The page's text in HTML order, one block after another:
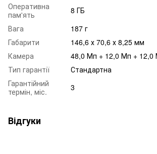
Оперативна
пам'ять
8 ГБ
Вага
187 г
Габарити
146,6 х 70,6 х 8,25 мм
Камера
48,0 Мп + 12,0 Мп + 12,0
Тип гарантії
Стандартна
Гарантійний
термін, міс.
3
Відгуки